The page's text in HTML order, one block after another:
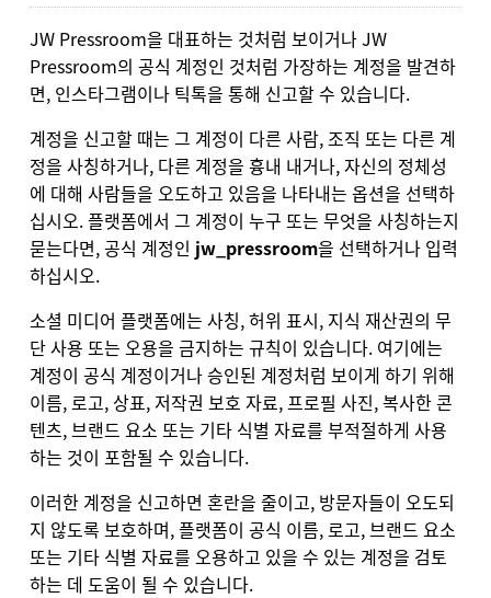
JW Pressroom을 대표하는 것처럼 보이거나 JW
Pressroom의 공식 계정인 것처럼 가장하는 계정을 발견하
면, 인스타그램이나 틱톡을 통해 신고할 수 있습니다.
계정을 신고할 때는 그 계정이 다른 사람, 조직 또는 다른 계
정을 사칭하거나, 다른 계정을 흉내 내거나, 자신의 정체성
에 대해 사람들을 오도하고 있음을 나타내는 옵션을 선택하
십시오. 플랫폼에서 그 계정이 누구 또는 무엇을 사칭하는지
묻는다면, 공식 계정인 jw_pressroom을 선택하거나 입력
하십시오.
소셜 미디어 플랫폼에는 사칭, 허위 표시, 지식 재산권의 무
단 사용 또는 오용을 금지하는 규칙이 있습니다. 여기에는
계정이 공식 계정이거나 승인된 계정처럼 보이게 하기 위해
이름, 로고, 상표, 저작권 보호 자료, 프로필 사진, 복사한 콘
텐츠, 브랜드 요소 또는 기타 식별 자료를 부적절하게 사용
하는 것이 포함될 수 있습니다.
이러한 계정을 신고하면 혼란을 줄이고, 방문자들이 오도되
지 않도록 보호하며, 플랫폼이 공식 이름, 로고, 브랜드 요소
또는 기타 식별 자료를 오용하고 있을 수 있는 계정을 검토
하는 데 도움이 될 수 있습니다.